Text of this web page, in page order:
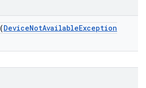
(DeviceNotAvailableException